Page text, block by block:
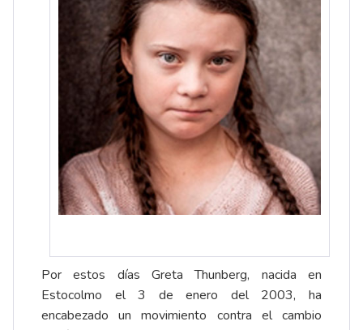
Por estos días Greta Thunberg, nacida en
Estocolmo el 3 de enero del 2003, ha
encabezado un movimiento contra el cambio